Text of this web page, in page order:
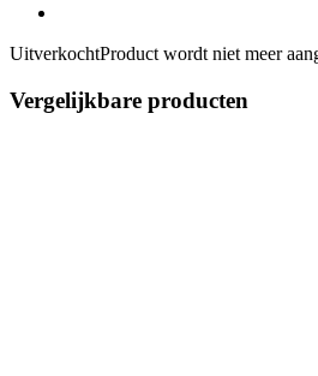
UitverkochtProduct wordt niet meer
Vergelijkbare producten